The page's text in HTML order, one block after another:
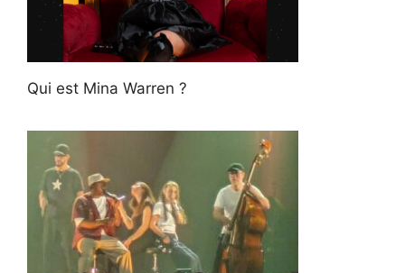
Qui est Mina Warren ?